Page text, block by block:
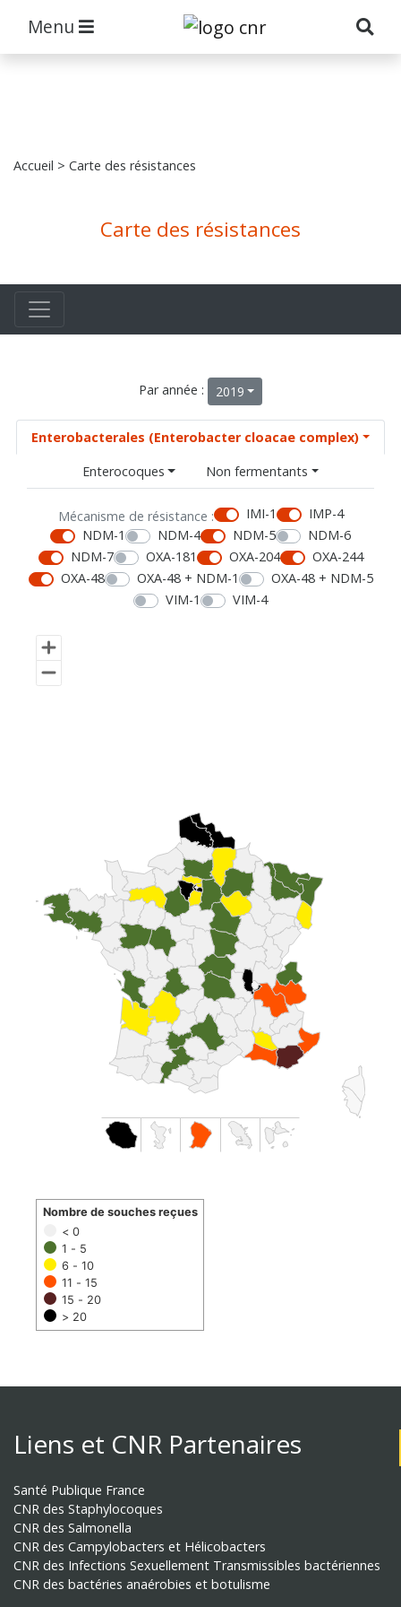
Menu
Accueil > Carte des résistances
Carte des résistances
Par année : 2019
Enterobacterales (Enterobacter cloacae complex)
Enterocoques
Non fermentants
Mécanisme de résistance : IMI-1
IMP-4
NDM-1
NDM-4 NDM-5
NDM-6
NDM-7
OXA-181 OXA-204
OXA-244
OXA-48
OXA-48 + NDM-1
OXA-48 + NDM-5
VIM-1
VIM-4
< 0
1 - 5
6 - 10
11 - 15
15 - 20
> 20
Nombre de souches reçues
Liens et CNR Partenaires
Santé Publique France
CNR des Staphylocoques
CNR des Salmonella
CNR des Campylobacters et Hélicobacters
CNR des Infections Sexuellement Transmissibles bactériennes
CNR des bactéries anaérobies et botulisme